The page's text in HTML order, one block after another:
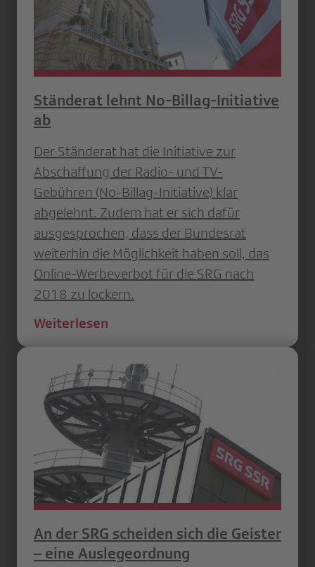
Ständerat lehnt No-Billag-Initiative
ab
Der Ständerat hat die Initiative zur
Abschaffung der Radio- und TV-
Gebühren (No-Billag-Initiative) klar
abgelehnt. Zudem hat er sich dafür
ausgesprochen, dass der Bundesrat
weiterhin die Möglichkeit haben soll, das
Online-Werbeverbot für die SRG nach
2018 zu lockern.
Weiterlesen
An der SRG scheiden sich die Geister
– eine Auslegeordnung